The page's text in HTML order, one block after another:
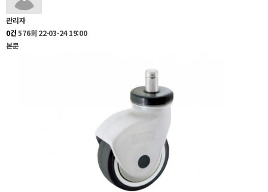
관리자
0건576회 22-03-24 19:00
본문